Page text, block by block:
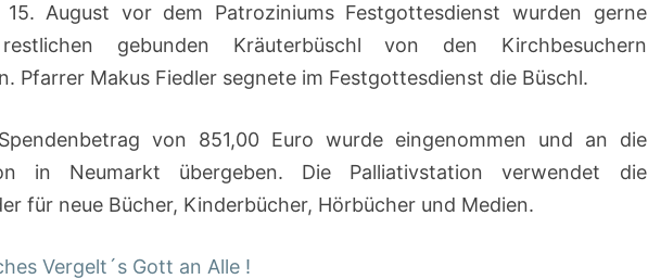
15. August vor dem Patroziniums Festgottesdienst wurden gerne
gebunden Kräuterbüschl von den Kirchbesuchern
Pfarrer Makus Fiedler segnete im Festgottesdienst die Büschl.
von 851,00 Euro wurde eingenommen und an die
in Neumarkt übergeben. Die Palliativstation verwendet die
für neue Bücher, Kinderbücher, Hörbücher und Medien.
Vergelt´s Gott an Alle !